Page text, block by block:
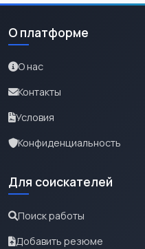
О платформе
О нас
Контакты
Условия
Конфиденциальность
Для соискателей
Поиск работы
Добавить резюме